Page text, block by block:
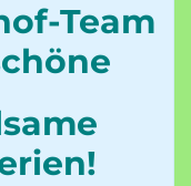
Team